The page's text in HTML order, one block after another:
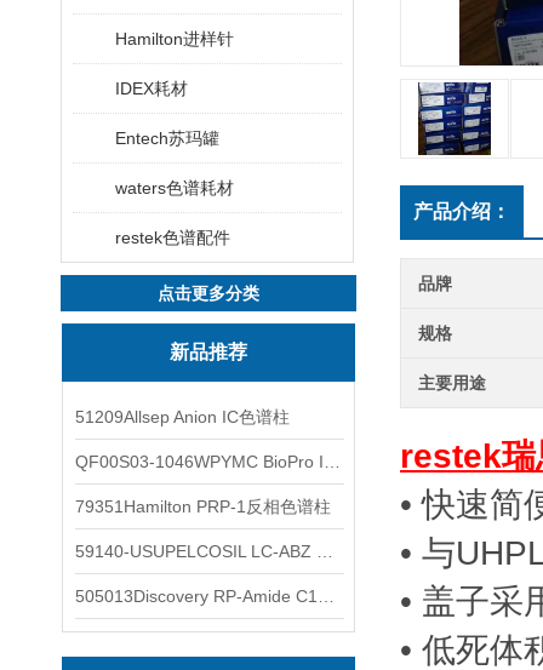
Hamilton进样针
IDEX耗材
Entech苏玛罐
waters色谱耗材
restek色谱配件
点击更多分类
新品推荐
51209Allsep Anion IC色谱柱
79351Hamilton PRP-1反相色谱柱
产品介绍：
品牌
规格
主要用途
restek瑞
• 快速简
• 与
• 盖子采
• 低死体